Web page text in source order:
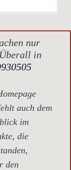
nur
in
auch dem
im
die
den